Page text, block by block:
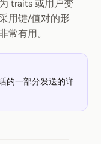
traits 或用户变
用键/值对的形
常有用。
的一部分发送的详